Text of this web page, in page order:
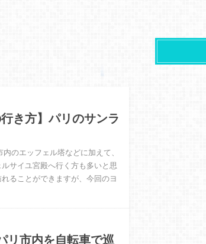
き方】パリのサンラ
のエッフェル塔などに加えて、
サイユ宮殿へ行く方も多いと思
ることができますが、今回のヨ
市内を自転車で巡